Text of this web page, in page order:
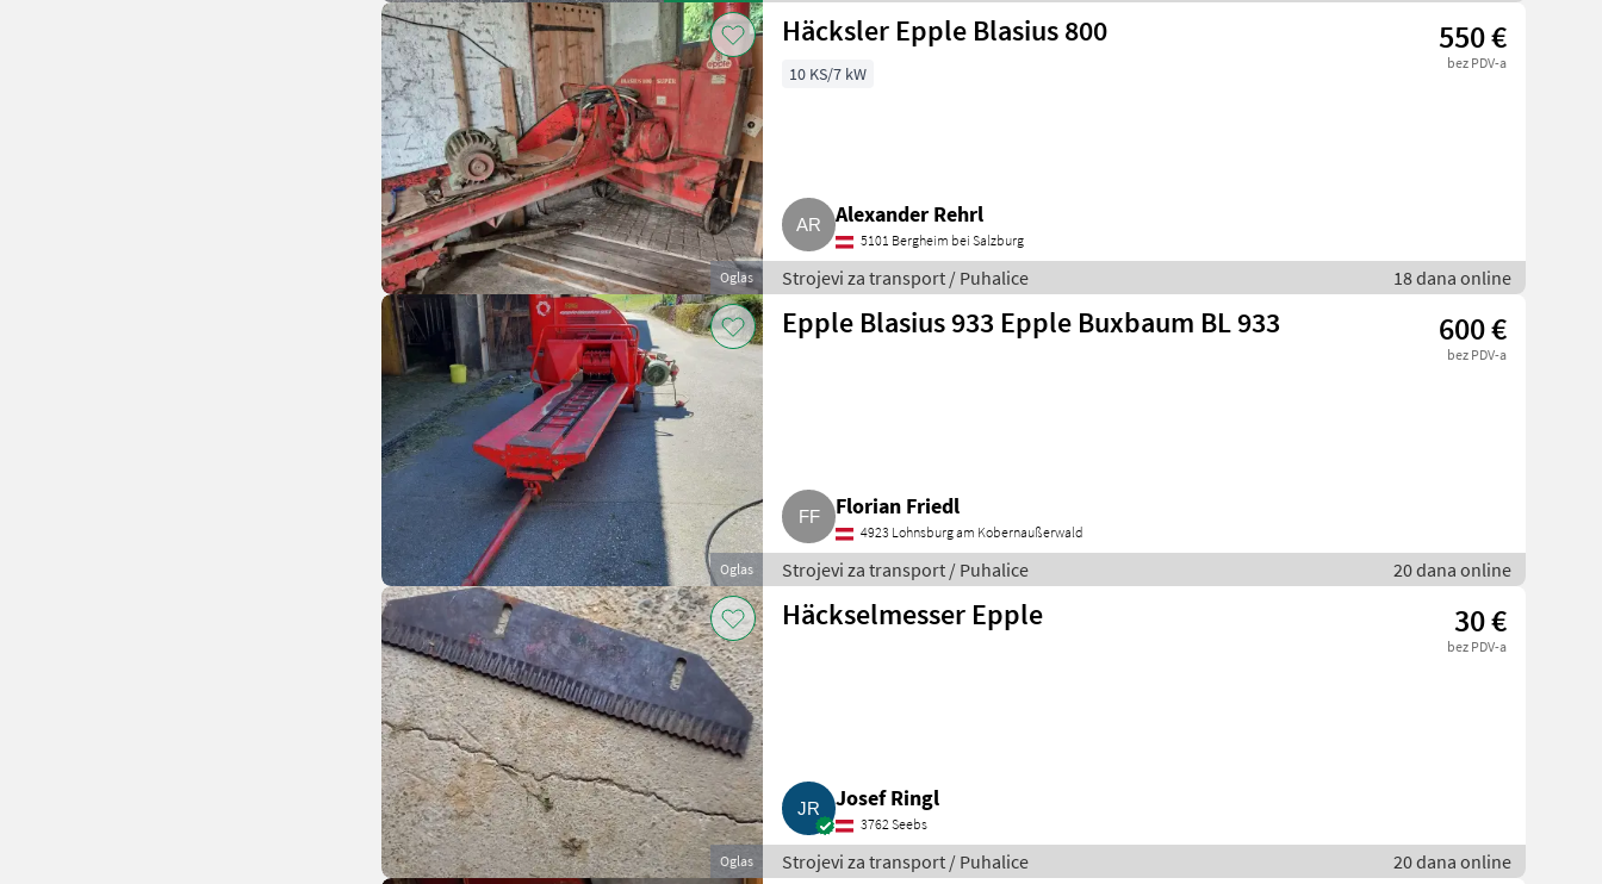
Oglas
Häcksler Epple Blasius 800 550 €
bez PDV-a
10 KS/7 kW
Alexander Rehrl
5101 Bergheim bei Salzburg
Strojevi za transport / Puhalice 18 dana online
Oglas
Epple Blasius 933 Epple Buxbaum BL 933 600 €
bez PDV-a
Florian Friedl
4923 Lohnsburg am Kobernaußerwald
Strojevi za transport / Puhalice 20 dana online
Oglas
Häckselmesser Epple 30 €
bez PDV-a
Josef Ringl
3762 Seebs
Strojevi za transport / Puhalice 20 dana online